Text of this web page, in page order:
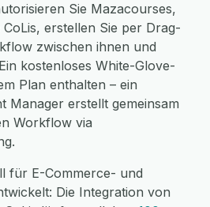
Sie Mazacourses,
erstellen Sie per Drag-
zwischen ihnen und
kostenloses White-Glove-
Plan enthalten – ein
Manager erstellt gemeinsam
Workflow via
für E-Commerce- und
Die Integration von